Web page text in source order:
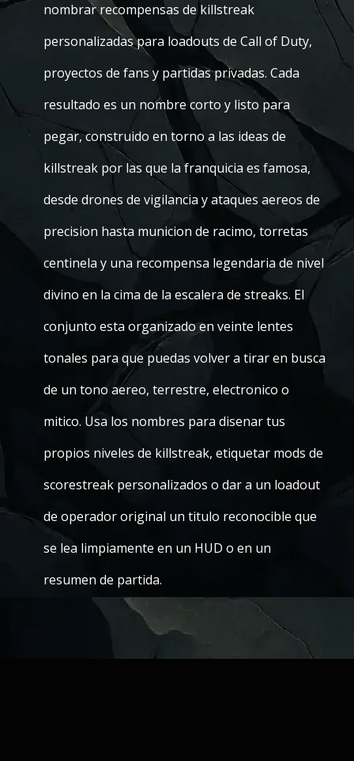
nombrar recompensas de killstreak
personalizadas para loadouts de Call of Duty,
proyectos de fans y partidas privadas. Cada
resultado es un nombre corto y listo para
pegar, construido en torno a las ideas de
killstreak por las que la franquicia es famosa,
desde drones de vigilancia y ataques aereos de
precision hasta municion de racimo, torretas
centinela y una recompensa legendaria de nivel
divino en la cima de la escalera de streaks. El
conjunto esta organizado en veinte lentes
tonales para que puedas volver a tirar en busca
de un tono aereo, terrestre, electronico o
mitico. Usa los nombres para disenar tus
propios niveles de killstreak, etiquetar mods de
scorestreak personalizados o dar a un loadout
de operador original un titulo reconocible que
se lea limpiamente en un HUD o en un
resumen de partida.